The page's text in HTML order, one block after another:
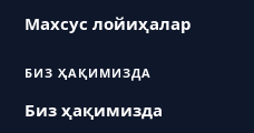
Махсус лойиҳалар
БИЗ ҲАҚИМИЗДА
Биз ҳақимизда